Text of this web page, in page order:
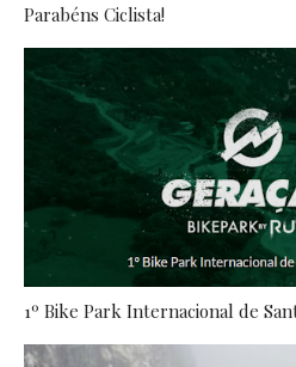
Parabéns Ciclista!
1º Bike Park Internacional de